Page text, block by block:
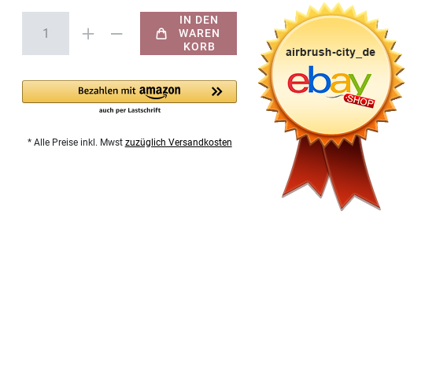
IN DEN
WAREN
KORB
* Alle Preise inkl. Mwst zuzüglich Versandkosten